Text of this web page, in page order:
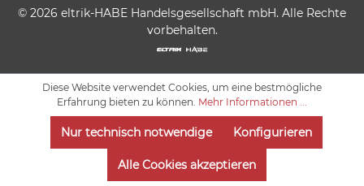
© 2026 eltrik-HABE Handelsgesellschaft mbH. Alle Rechte
vorbehalten.
Diese Website verwendet Cookies, um eine bestmögliche
Erfahrung bieten zu können. Mehr Informationen ...
Nur technisch notwendige Konfigurieren
Alle Cookies akzeptieren